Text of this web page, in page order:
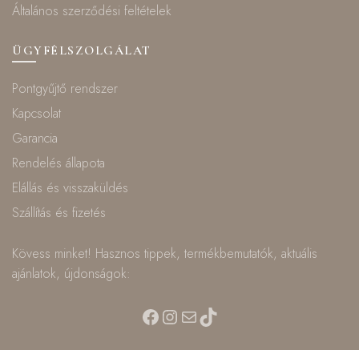
Általános szerződési feltételek
ÜGYFÉLSZOLGÁLAT
Pontgyűjtő rendszer
Kapcsolat
Garancia
Rendelés állapota
Elállás és visszaküldés
Szállítás és fizetés
Kövess minket! Hasznos tippek, termékbemutatók, aktuális
ajánlatok, újdonságok:
Facebook
Instagram
MailTikTok